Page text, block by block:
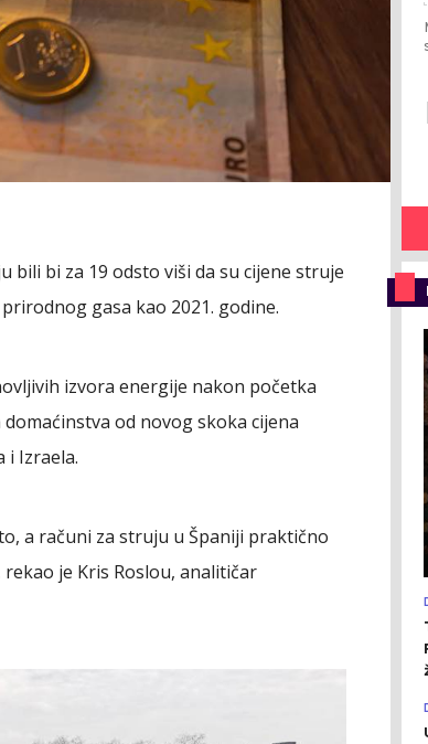
bili bi za 19 odsto viši da su cijene struje
gasa kao 2021. godine.
izvora energije nakon početka
od novog skoka cijena
i Izraela.
a računi za struju u Španiji praktično
je Kris Roslou, analitičar